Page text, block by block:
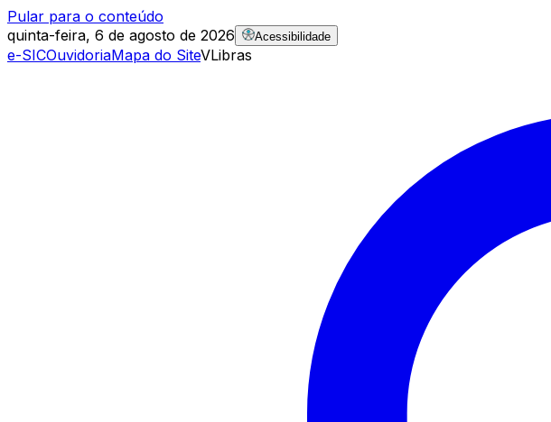
Pular para o conteúdo
quinta-feira, 6 de agosto de 2026
Acessibilidade
e-SICOuvidoriaMapa do SiteVLibras